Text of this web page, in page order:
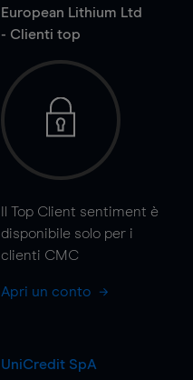
European Lithium Ltd
- Clienti top
Il Top Client sentiment è
disponibile solo per i
clienti CMC
Apri un conto
UniCredit SpA